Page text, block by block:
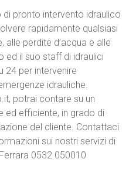
di pronto intervento idraulico
rapidamente qualsiasi
perdite d’acqua e alle
ed il suo staff di idraulici
24 per intervenire
idrauliche.
potrai contare su un
ed efficiente, in grado di
del cliente. Contattaci
sui nostri servizi di
0532 050010